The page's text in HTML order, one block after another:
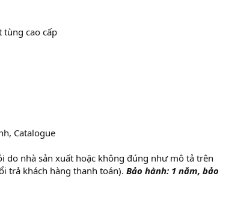
tùng cao cấp
Catalogue
nhà sản xuất hoặc không đúng như mô tả trên
trả khách hàng thanh toán). Bảo hành: 1 năm, bảo